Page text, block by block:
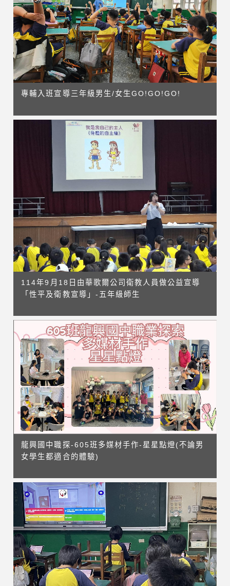
專輔入班宣導三年級男生/女生GO!GO!GO!
114年9月18日由華歌爾公司衛教人員做公益宣導
「性平及衛教宣導」-五年級師生
龍興國中職探-605班多媒材手作-星星點燈(不論男
女學生都適合的體驗)